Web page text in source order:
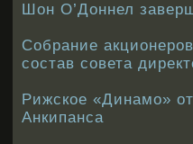
Шон О’Доннел
Собрание
состав совета
Рижское «Динамо»
Анкипанса